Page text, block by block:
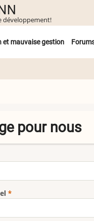
développement!
et mauvaise gestion
pour nous